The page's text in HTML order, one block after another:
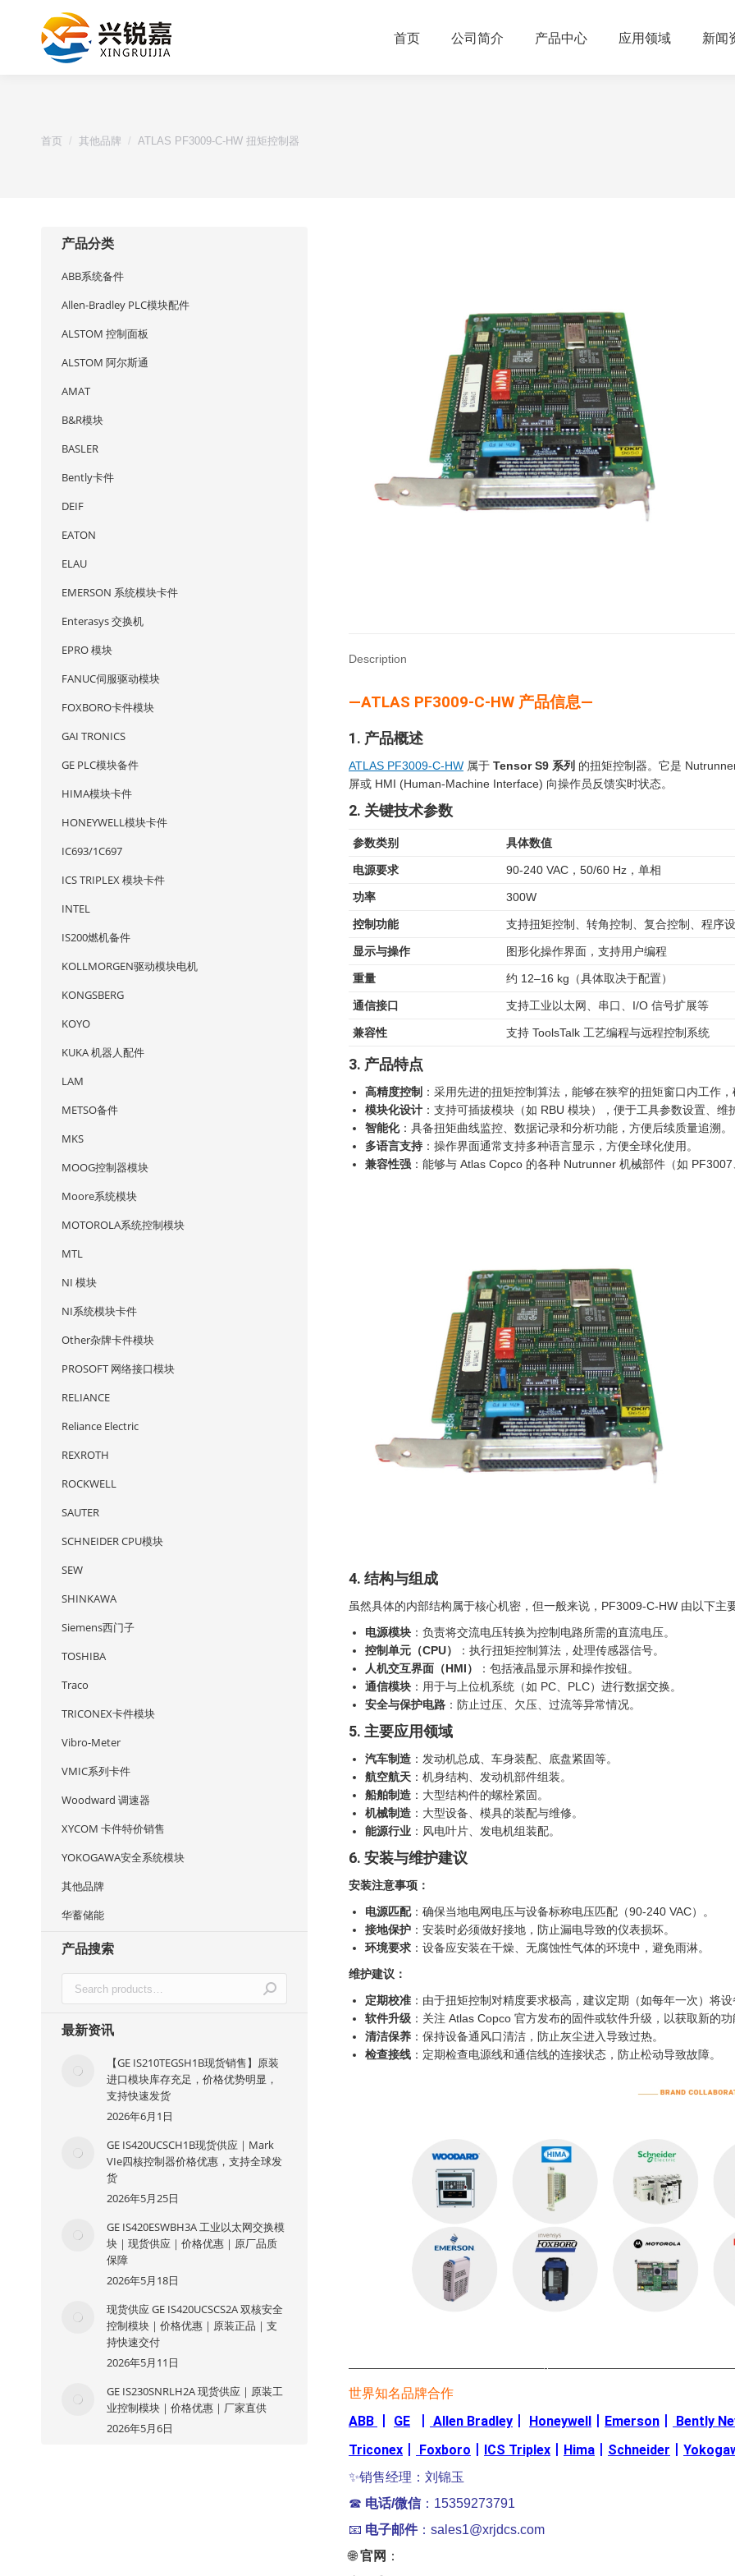
首页 公司简介 产品中心 应用领域 新闻
首页 其他品牌 ATLAS PF3009-C-HW 扭矩控制器
Description
—ATLAS PF3009-C-HW 产品信息—
1. 产品概述
ATLAS PF3009-C-HW 属于 Tensor S9 系列 的扭矩控制器。它是
屏或 HMI (Human-Machine Interface) 向操作员反馈实时状态。
2. 关键技术参数
参数类别 具体数值
电源要求 90-240 VAC，50/60 Hz，单相
功率 300W
控制功能 支持扭矩控制、转角控制、复合控制、程序
显示与操作 图形化操作界面，支持用户编程
重量 约 12–16 kg（具体取决于配置）
通信接口 支持工业以太网、串口、I/O 信号扩展等
兼容性 支持 ToolsTalk 工艺编程与远程控制系统
3. 产品特点
高精度控制 ：采用先进的扭矩控制算法，能够在狭窄的扭矩窗口内工作，
模块化设计 ：支持可插拔模块（如 RBU 模块），便于工具参数设置、维
智能化：具备扭矩曲线监控、数据记录和分析功能，方便后续质量追溯。
多语言支持 ：操作界面通常支持多种语言显示，方便全球化使用。
兼容性强 ：能够与 Atlas Copco 的各种 Nutrunner 机械部件（如 PF3007
4. 结构与组成
虽然具体的内部结构属于核心机密，但一般来说，PF3009-C-HW 由以下主
电源模块 ：负责将交流电压转换为控制电路所需的直流电压。
控制单元（CPU）
‍：执行扭矩控制算法，处理传感器信号。
人机交互界面（HMI）
‍：包括液晶显示屏和操作按钮。
通信模块 ：用于与上位机系统（如 PC、PLC）进行数据交换。
安全与保护电路 ：防止过压、欠压、过流等异常情况。
5. 主要应用领域
汽车制造 ：发动机总成、车身装配、底盘紧固等。
航空航天 ：机身结构、发动机部件组装。
船舶制造 ：大型结构件的螺栓紧固。
机械制造 ：大型设备、模具的装配与维修。
能源行业 ：风电叶片、发电机组装配。
6. 安装与维护建议
安装注意事项：
电源匹配：确保当地电网电压与设备标称电压匹配（90-240 VAC）。
接地保护 ：安装时必须做好接地，防止漏电导致的仪表损坏。
环境要求 ：设备应安装在干燥、无腐蚀性气体的环境中，避免雨淋。
维护建议：
定期校准 ：由于扭矩控制对精度要求极高，建议定期（如每年一次）将
软件升级 ：关注 Atlas Copco 官方发布的固件或软件升级，以获取新的功
清洁保养 ：保持设备通风口清洁，防止灰尘进入导致过热。
检查接线 ：定期检查电源线和通信线的连接状态，防止松动导致故障。
—————————————————-
世界知名品牌合作
ABB GE Allen Bradley Honeywell Emerson Bently
Triconex
Foxboro ICS Triplex Hima Schneider
✨销售经理：刘锦玉
☎ 电话/微信：15359273791
📧 电子邮件：sales1@xrjdcs.com
🌐官网 ：
产品分类
ABB系统备件
Allen-Bradley PLC模块配件
ALSTOM 控制面板
ALSTOM 阿尔斯通
AMAT
B&R模块
BASLER
Bently卡件
DEIF
EATON
ELAU
EMERSON 系统模块卡件
Enterasys 交换机
EPRO 模块
FANUC伺服驱动模块
FOXBORO卡件模块
GAI TRONICS
GE PLC模块备件
HIMA模块卡件
HONEYWELL模块卡件
IC693/1C697
ICS TRIPLEX 模块卡件
INTEL
IS200燃机备件
KOLLMORGEN驱动模块电机
KONGSBERG
KOYO
KUKA 机器人配件
LAM
METSO备件
MKS
MOOG控制器模块
Moore系统模块
MOTOROLA系统控制模块
MTL
NI 模块
NI系统模块卡件
Other杂牌卡件模块
PROSOFT 网络接口模块
RELIANCE
Reliance Electric
REXROTH
ROCKWELL
SAUTER
SCHNEIDER CPU模块
SEW
SHINKAWA
Siemens西门子
TOSHIBA
Traco
TRICONEX卡件模块
Vibro-Meter
VMIC系列卡件
Woodward 调速器
XYCOM 卡件特价销售
YOKOGAWA安全系统模块
其他品牌
华蓄储能
产品搜索
最新资讯
【GE IS210TEGSH1B现货销售】原装
进口模块库存充足，价格优势明显，
支持快速发货
2026年6月1日
GE IS420UCSCH1B现货供应｜Mark
VIe四核控制器价格优惠，支持全球发
货
2026年5月25日
GE IS420ESWBH3A 工业以太网交换模
块｜现货供应｜价格优惠｜原厂品质
保障
2026年5月18日
现货供应 GE IS420UCSCS2A 双核安全
控制模块｜价格优惠｜原装正品｜支
持快速交付
2026年5月11日
GE IS230SNRLH2A 现货供应｜原装工
业控制模块｜价格优惠｜厂家直供
2026年5月6日